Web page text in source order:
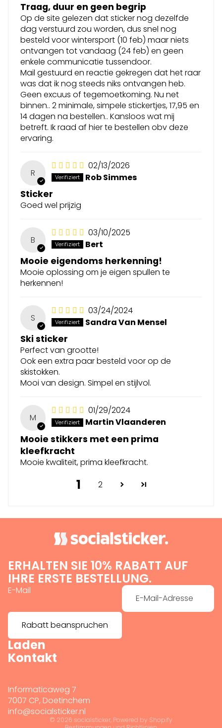
Traag, duur en geen begrip
Op de site gelezen dat sticker nog dezelfde
dag verstuurd zou worden, dus snel nog
besteld voor wintersport (10 feb) maar niets
ontvangen tot vandaag (24 feb) en geen
enkele communicatie tussendoor.
Mail gestuurd en reactie gekregen dat het raar
was dat ik nog steeds niks ontvangen heb.
Geen excuus of tegemoetkoming. Nu net
binnen.. 2 minimale, simpele stickertjes, 17,95 en
14 dagen na bestellen.. Kansloos wat mij
betreft. Ik raad af hier te bestellen obv deze
ervaring.
R
02/13/2026
Rob Simmes
Sticker
Goed wel prijzig
B
03/10/2025
Bert
Mooie eigendoms herkenning!
Mooie oplossing om je eigen spullen te
herkennen!
S
03/24/2024
Sandra Van Mensel
Ski sticker
Perfect van grootte!
Ook een extra paar besteld voor op de
skistokken.
Mooi van design. Simpel en stijlvol.
M
01/29/2024
Martin Vlaanderen
Mooie stikkers met een prima
kleefkracht
Mooie kwaliteit, prima kleefkracht.
1 2
ERHALTEN SIE 10% RABATT AUF
IHRE ERSTE BESTELLUNG.
E-Mail
Rabatt beanspruchen
Laden
Kontakt
Informaticaweg 7
7007 CP, Doetinchem
info@socialsticker.nl
© 2026 socialsticker, Powered by Shopify
Widerrufsrecht
Datenschutzerklärung
Impressum
Kontaktinformationen